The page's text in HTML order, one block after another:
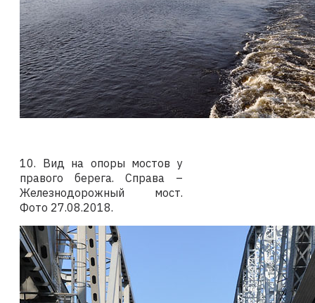
10. Вид на опоры мостов у
правого берега. Справа –
Железнодорожный мост.
Фото 27.08.2018.